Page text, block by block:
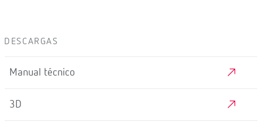
DESCARGAS
Manual técnico
3D